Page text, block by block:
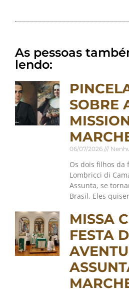
As pessoas
lendo:
SOBRE
06/07/2026
Os dois filhos
Lombricci di
Assunta, se
Brasil. Eles
MISSA
FESTA